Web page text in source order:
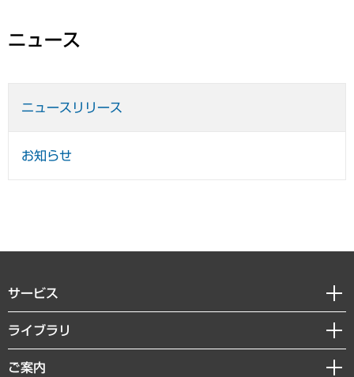
ニュース
ニュースリリース
お知らせ
サービス
経営戦略
組織・人事戦略
デジタルイノベーション
ライブラリ
経済調査
ご案内